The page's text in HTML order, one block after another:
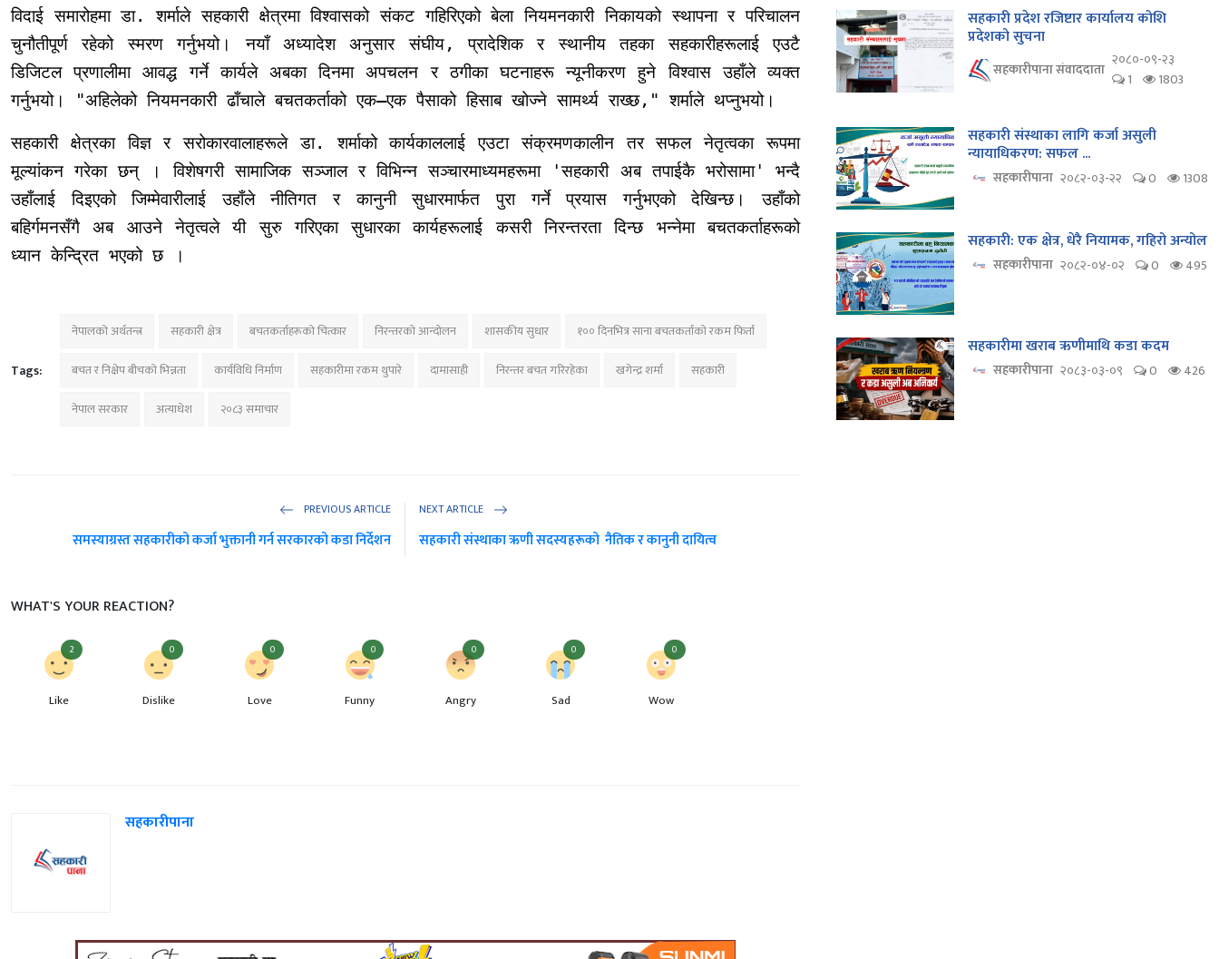
विदाई समारोहमा डा. शर्माले सहकारी क्षेत्रमा विश्वासको संकट गहिरिएको बेला नियमनकारी निकायको स्थापना र परिचालन
चुनौतीपूर्ण रहेको स्मरण गर्नुभयो। नयाँ अध्यादेश अनुसार संघीय, प्रादेशिक र स्थानीय तहका सहकारीहरूलाई एउटै
डिजिटल प्रणालीमा आवद्ध गर्ने कार्यले अबका दिनमा अपचलन र ठगीका घटनाहरू न्यूनीकरण हुने विश्वास उहाँले व्यक्त
गर्नुभयो। "अहिलेको नियमनकारी ढाँचाले बचतकर्ताको एक–एक पैसाको हिसाब खोज्ने सामर्थ्य राख्छ," शर्माले थप्नुभयो।
सहकारी क्षेत्रका विज्ञ र सरोकारवालाहरूले डा. शर्माको कार्यकाललाई एउटा संक्रमणकालीन तर सफल नेतृत्वका रूपमा
मूल्यांकन गरेका छन् । विशेषगरी सामाजिक सञ्जाल र विभिन्न सञ्चारमाध्यमहरूमा 'सहकारी अब तपाईकै भरोसामा' भन्दै
उहाँलाई दिइएको जिम्मेवारीलाई उहाँले नीतिगत र कानुनी सुधारमार्फत पुरा गर्ने प्रयास गर्नुभएको देखिन्छ। उहाँको
बहिर्गमनसँगै अब आउने नेतृत्वले यी सुरु गरिएका सुधारका कार्यहरूलाई कसरी निरन्तरता दिन्छ भन्नेमा बचतकर्ताहरूको
ध्यान केन्द्रित भएको छ ।
Tags:
नेपालको अर्थतन्त्र सहकारी क्षेत्र बचतकर्ताहरूको चित्कार निरन्तरको आन्दोलन शासकीय सुधार
१०० दिनभित्र साना बचतकर्ताको रकम फिर्ता
बचत र निक्षेप बीचको भिन्नता
कार्यविधि निर्माण सहकारीमा रकम थुपारे दामासाही निरन्तर बचत गरिरहेका खगेन्द्र शर्मा
सहकारी
नेपाल सरकार
अत्याधेश २०८३ समाचार
PREVIOUS ARTICLE
समस्याग्रस्त सहकारीको कर्जा भुक्तानी गर्न सरकारको कडा निर्देशन
NEXT ARTICLE
सहकारी संस्थाका ऋणी सदस्यहरूको नैतिक र कानुनी दायित्व
WHAT'S YOUR REACTION?
2
Like
0
Dislike
0
Love
0
Funny
0
Angry
0
Sad
0
Wow
सहकारीपाना
सहकारी प्रदेश रजिष्टार कार्यालय कोशि
प्रदेशको सुचना
सहकारीपाना संवाददाता २०८०-०९-२३
1
1803
सहकारी संस्थाका लागि कर्जा असुली
न्यायाधिकरण: सफल ...
सहकारीपाना २०८२-०३-२२ 0 1308
सहकारी: एक क्षेत्र, धेरै नियामक, गहिरो अन्योल
सहकारीपाना २०८२-०४-०२ 0 495
सहकारीमा खराब ऋणीमाथि कडा कदम
सहकारीपाना २०८३-०३-०९ 0 426